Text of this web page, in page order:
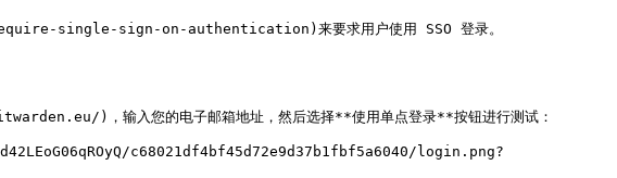
single-sign-on-authentication)来要求用户使用 SSO 登录。
，输入您的电子邮箱地址，然后选择**使用单点登录**按钮进行测试：
c68021df4bf45d72e9d37b1fbf5a6040/login.png?